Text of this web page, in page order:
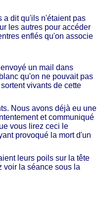
a dit qu'ils n'étaient pas
les autres pour accéder
enflés qu'on associe
un mail dans
qu'on ne pouvait pas
vivants de cette
Nous avons déjà eu une
et communiqué
vous lirez ceci le
provoqué la mort d'un
leurs poils sur la tête
voir la séance sous la